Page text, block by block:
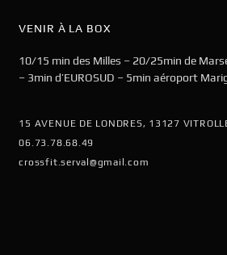
VENIR À LA BOX
10/15 min des Milles – 20/25min de
– 3min d’EUROSUD – 5min aéroport
15 AVENUE DE LONDRES, 13127
06.73.78.68.49
crossfit.serval@gmail.com